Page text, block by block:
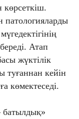
көрсеткіш.
патологияларды
Атап
жүктілік
туғаннан кейін
көмектеседі.
батылдық»